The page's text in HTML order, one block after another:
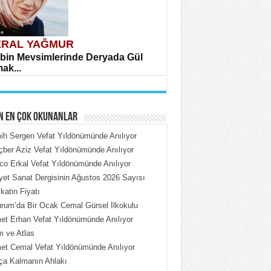
YAĞMUR
Mevsimlerinde Deryada Gül
ÇOBAN
Put Dışardaki Maskeler...
EN ÇOK OKUNANLAR
Sergen Vefat Yıldönümünde Anılıyor
Aziz Vefat Yıldönümünde Anılıyor
Erkal Vefat Yıldönümünde Anılıyor
Sanat Dergisinin Ağustos 2026 Sayısı
Fiyatı
Bir Ocak Cemal Gürsel İlkokulu
Erhan Vefat Yıldönümünde Anılıyor
ve Atlas
Cemal Vefat Yıldönümünde Anılıyor
Kalmanın Ahlakı